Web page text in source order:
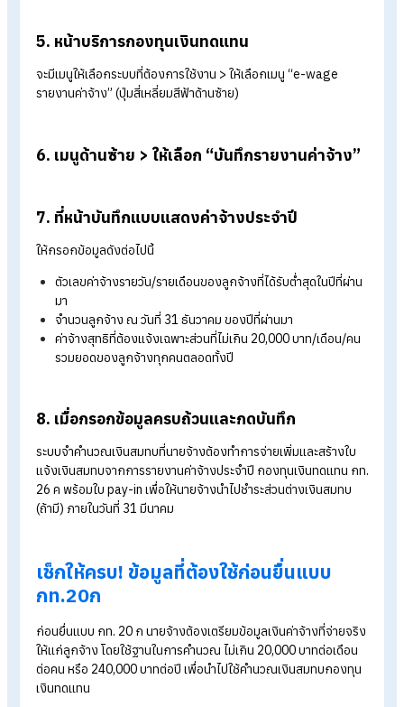
หลังจากนั้นให้กดเข้าสู่ระบบ
ทดแทน”
เพื่อไปสู่หน้าบริการอิเล็กทรอนิกส์ กองทุนเงินทดแทน
5. หน้าบริการกองทุนเงินทดแทน
รายงานค่าจ้าง” (ปุ่มสี่เหลี่ยมสีฟ้าด้านซ้าย)
6. เมนูด้านซ้าย > ให้เลือก “บันทึกรายงานค่าจ้า